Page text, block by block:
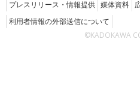
プレスリリース・情報提供 媒体資料
利用者情報の外部送信について
©KADOKAWA